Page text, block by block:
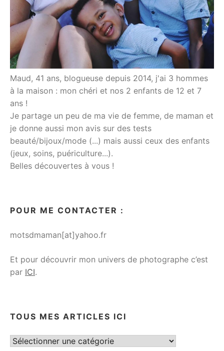
Maud, 41 ans, blogueuse depuis 2014, j'ai 3 hommes
à la maison : mon chéri et nos 2 enfants de 12 et 7
ans !
Je partage un peu de ma vie de femme, de maman et
je donne aussi mon avis sur des tests
beauté/bijoux/mode (...) mais aussi ceux des enfants
(jeux, soins, puériculture...).
Belles découvertes à vous !
POUR ME CONTACTER :
motsdmaman[at]yahoo.fr
Et pour découvrir mon univers de photographe c’est
par ICI.
TOUS MES ARTICLES ICI
Tous